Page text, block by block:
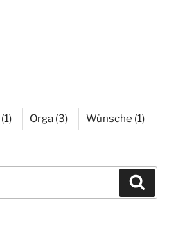
(1) Orga (3) Wünsche (1)